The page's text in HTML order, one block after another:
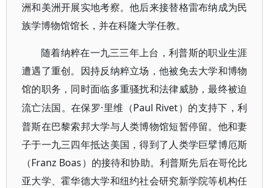
洲和美洲开展实地考察。他后来接替格雷布纳成为民
族学博物馆馆长，并在科隆大学任教。
随着纳粹在一九三三年上台，利普斯的职业生涯
遭遇了重创。因持反纳粹立场，他被免去大学和博物
馆的职务，同时面临多重骚扰和法律威胁，最终被迫
流亡法国。在保罗·里维（Paul Rivet）的支持下，利
普斯在巴黎索邦大学与人类博物馆短暂停留。他和妻
子于一九三四年抵达美国，得到了人类学巨擘博厄斯
（Franz Boas）的接待和协助。利普斯先后在哥伦比
亚大学、霍华德大学和纽约社会研究新学院等机构任